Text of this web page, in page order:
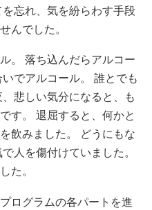
忘れ、気を紛らわす手段
んでした。
。 落ち込んだらアルコー
でアルコール。 誰とでも
悲しい気分になると、も
す。 退屈すると、何かと
飲みました。 どうにもな
人を傷付けていました。
た。
ログラムの各パートを進